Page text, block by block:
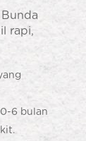
rapi,
6 bulan